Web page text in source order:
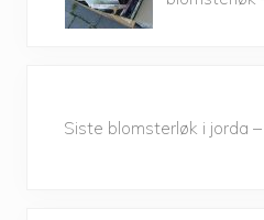
Siste blomsterløk i jorda